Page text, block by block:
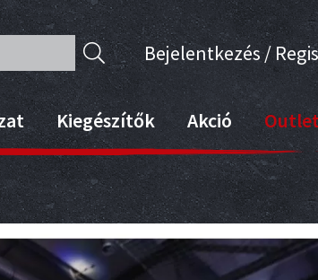
Bejelentkezés /
Kiegészítők Akció